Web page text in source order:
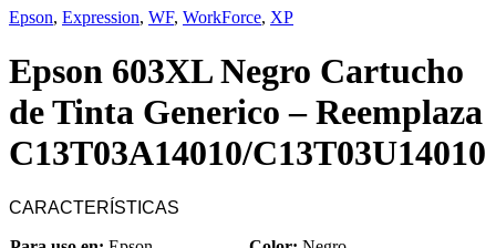
Epson, Expression, WF, WorkForce, XP
Epson 603XL Negro Cartucho
de Tinta Generico – Reemplaza
C13T03A14010/C13T03U14010
CARACTERÍSTICAS